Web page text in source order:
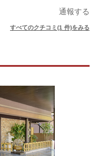
通報する
すべてのクチコミ(1 件)をみる